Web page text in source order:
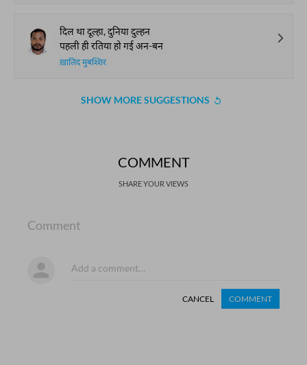
दिल था दूल्हा, दुनिया दुल्हन
पहली ही रतिया हो गई अन-बन
ख़ालिद मुबश्शिर
SHOW MORE SUGGESTIONS
COMMENT
SHARE YOUR VIEWS
Comment
CANCEL COMMENT